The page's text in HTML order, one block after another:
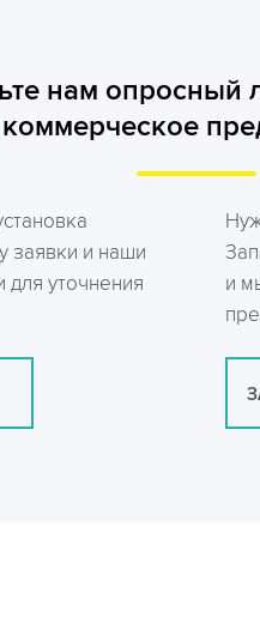
нам опросный
коммерческое
заявки и наши
для уточнения
и